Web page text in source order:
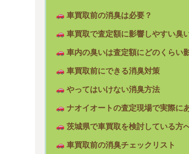
車買取前の消臭は必要？
車買取で査定額に影響しやすい臭
車内の臭いは査定額にどのくらい
車買取前にできる消臭対策
やってはいけない消臭方法
ナオイオートの査定現場で実際に
茨城県で車買取を検討している方
車買取前の消臭チェックリスト